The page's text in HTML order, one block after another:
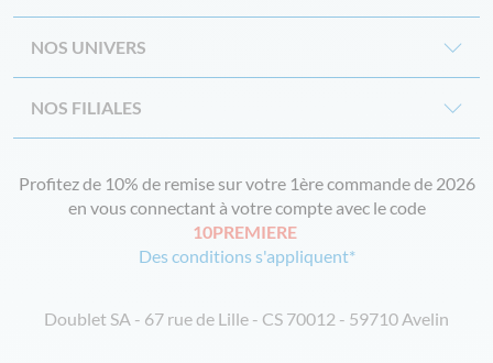
NOS UNIVERS
NOS FILIALES
Profitez de 10% de remise sur votre 1ère commande de 2026
en vous connectant à votre compte avec le code
10PREMIERE
Des conditions s'appliquent*
Doublet SA - 67 rue de Lille - CS 70012 - 59710 Avelin